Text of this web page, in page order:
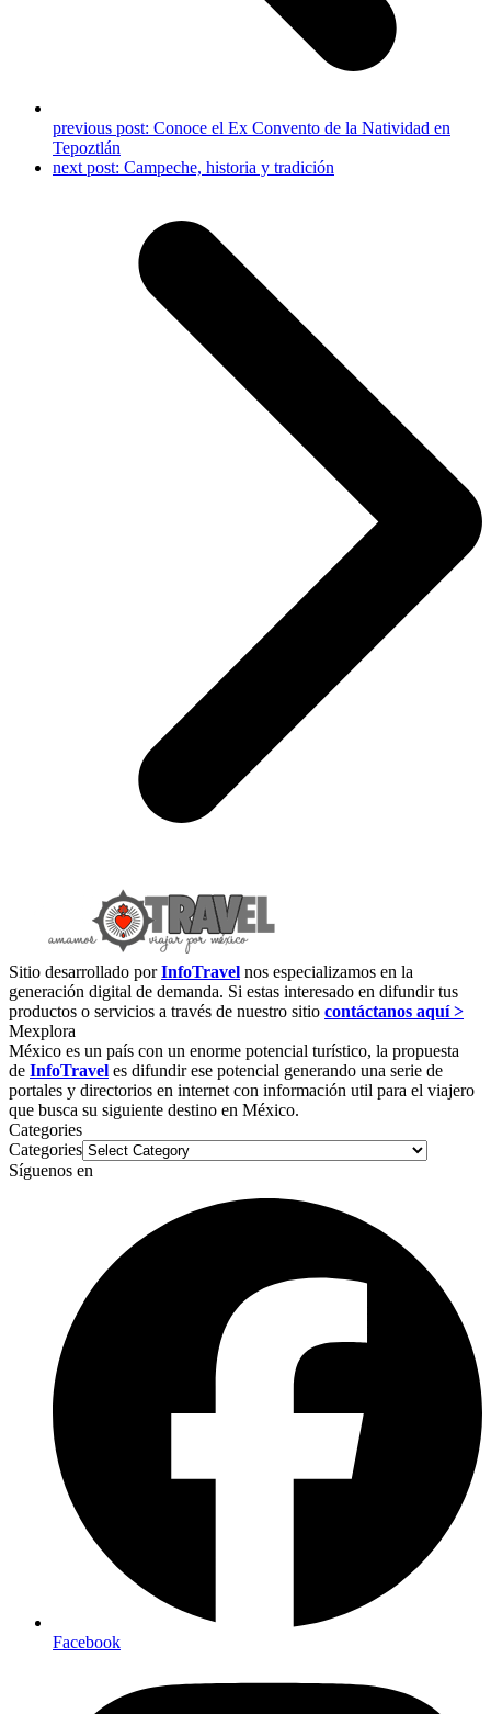
previous post: Conoce el Ex Convento de la Natividad en
Tepoztlán
next post: Campeche, historia y tradición
Sitio desarrollado porInfoTravel nos especializamos en la
generación digital de demanda. Si estas interesado en difundir tus
productos o servicios a través de nuestro sitio contáctanos aquí >
Mexplora
México es un país con un enorme potencial turístico, la propuesta
de InfoTravel es difundir ese potencial generando una serie de
portales y directorios en internet con información util para el viajero
que busca su siguiente destino en México.
Categories
Categories
Síguenos en
Facebook